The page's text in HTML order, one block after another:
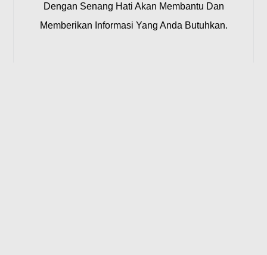
Dengan Senang Hati Akan Membantu Dan
Memberikan Informasi Yang Anda Butuhkan.